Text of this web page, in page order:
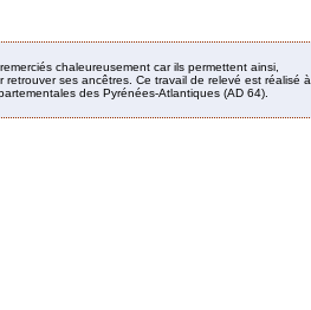
chaleureusement car ils permettent ainsi,
ses ancêtres. Ce travail de relevé est réalisé à
des Pyrénées-Atlantiques (AD 64).